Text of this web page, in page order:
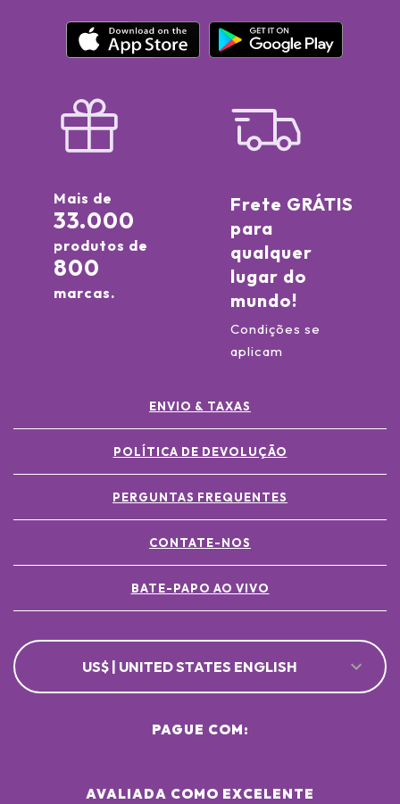
Mais de
33.000
produtos de
800
marcas.
Frete GRÁTIS
para
qualquer
lugar do
mundo!
Condições se
aplicam
ENVIO & TAXAS
POLÍTICA DE DEVOLUÇÃO
PERGUNTAS FREQUENTES
CONTATE-NOS
BATE-PAPO AO VIVO
US$ | UNITED STATES ENGLISH
AVALIADA COMO EXCELENTE
PAGUE COM: